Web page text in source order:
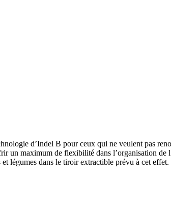
d’Indel B pour ceux qui ne veulent pas
maximum de flexibilité dans l’organisation de
légumes dans le tiroir extractible prévu à cet effet.